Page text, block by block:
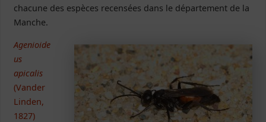
chacune des espèces recensées dans le département de la
Manche.
Agenioide
us
apicalis
(Vander
Linden,
1827)